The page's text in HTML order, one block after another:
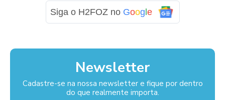
Siga o H2FOZ no Goog e
Newsletter
Cadastre-se na nossa newsletter e fique por dentro
do que realmente importa.